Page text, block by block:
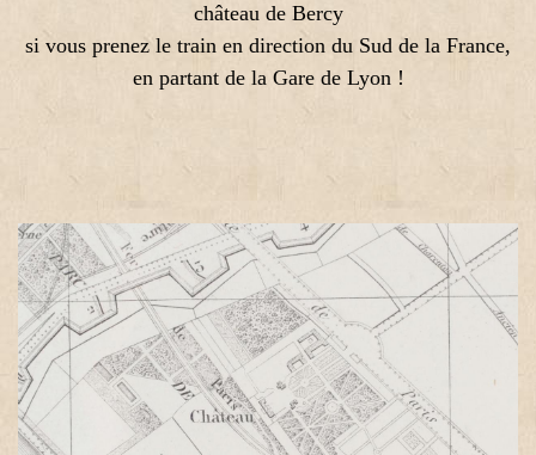
château de Bercy
si vous prenez le train en direction du Sud de la France,
en partant de la Gare de Lyon !